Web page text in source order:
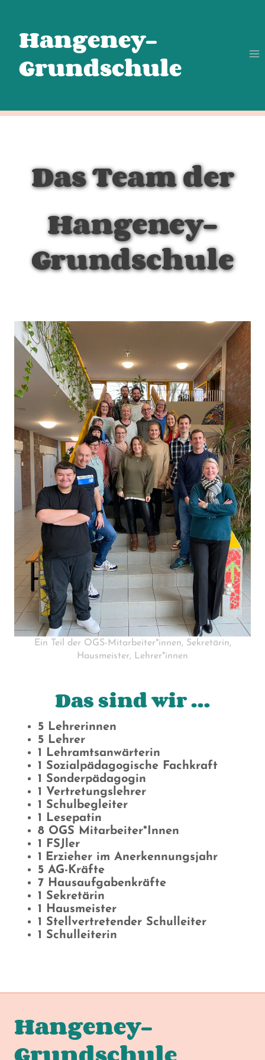
springenHangeney-
Grundschule
Das Team der
Hangeney-
Grundschule
Ein Teil der OGS-Mitarbeiter*innen, Sekretärin,
Hausmeister, Lehrer*innen
Das sind wir …
5 Lehrerinnen
5 Lehrer
1 Lehramtsanwärterin
1 Sozialpädagogische Fachkraft
1 Sonderpädagogin
1 Vertretungslehrer
1 Schulbegleiter
1 Lesepatin
8 OGS Mitarbeiter*innen
1 FSJler
1 Erzieher im Anerkennungsjahr
5 AG-Kräfte
7 Hausaufgabenkräfte
1 Sekretärin
1 Hausmeister
1 Stellvertretender Schulleiter
1 Schulleiterin
Hangeney-